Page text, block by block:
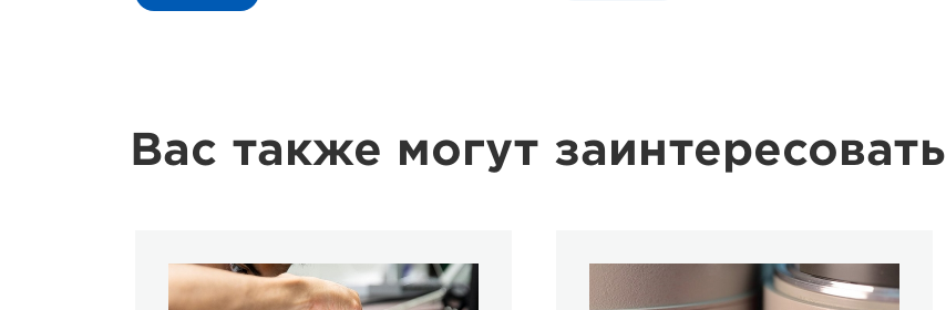
Вас также могут заинтересовать